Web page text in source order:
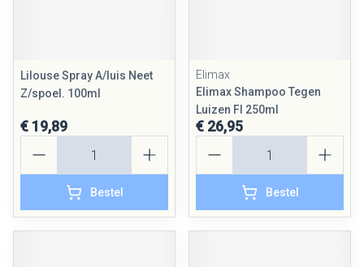
Lilouse Spray A/luis Neet
Z/spoel. 100ml
€ 19,89
Bestel
Elimax
Elimax Shampoo Tegen
Luizen Fl 250ml
€ 26,95
Bestel